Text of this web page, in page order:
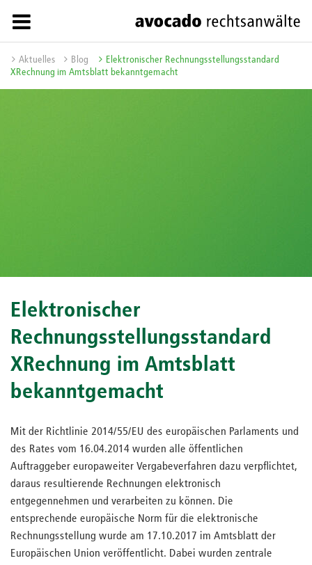
Aktuelles Blog
Elektronischer Rechnungsstellungsstandard
XRechnung im Amtsblatt bekanntgemacht
Elektronischer
Rechnungsstellungsstandard
XRechnung im Amtsblatt
bekanntgemacht
Mit der Richtlinie 2014/55/EU des europäischen Parlaments und
des Rates vom 16.04.2014 wurden alle öffentlichen
Auftraggeber europaweiter Vergabeverfahren dazu verpflichtet,
daraus resultierende Rechnungen elektronisch
entgegennehmen und verarbeiten zu können. Die
entsprechende europäische Norm für die elektronische
Rechnungsstellung wurde am 17.10.2017 im Amtsblatt der
Europäischen Union veröffentlicht. Dabei wurden zentrale